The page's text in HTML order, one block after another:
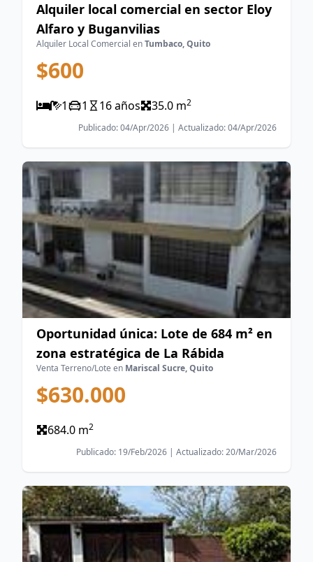
Alquiler local comercial en sector Eloy
Alfaro y Buganvilias
Alquiler Local Comercial enTumbaco, Quito
$600
1 1 16 años 35.0 m2
Publicado: 04/Apr/2026 | Actualizado: 04/Apr/2026
Oportunidad única: Lote de 684 m² en
zona estratégica de La Rábida
Venta Terreno/Lote en Mariscal Sucre, Quito
$630.000
684.0 m2
Publicado: 19/Feb/2026 | Actualizado: 20/Mar/2026